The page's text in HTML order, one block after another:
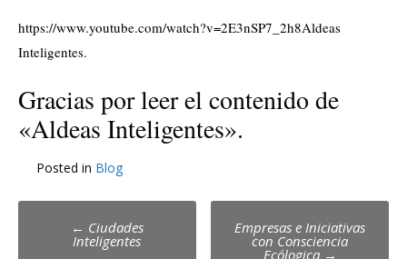
https://www.youtube.com/watch?v=2E3nSP7_2h8Aldeas
Inteligentes.
Gracias por leer el contenido de
«Aldeas Inteligentes».
Posted in Blog
Post
← Ciudades
Inteligentes
Empresas e Iniciativas
con Consciencia
Ecólogica →